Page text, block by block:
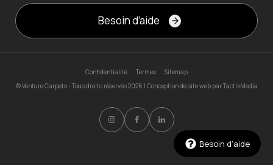
Besoin d’aide
Besoin d’aide
Confidentialité Termes
Sitemap
© Venture Carpets - Tous droits réservés 2026 | Conception de site web parTactikMedia